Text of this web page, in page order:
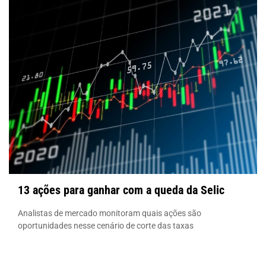
13 ações para ganhar com a queda da Selic
Analistas de mercado monitoram quais ações são
oportunidades nesse cenário de corte das taxas